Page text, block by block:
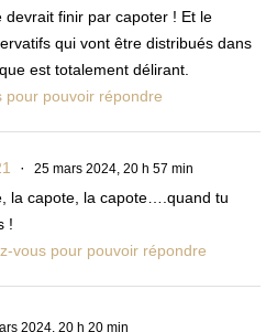
devrait finir par capoter ! Et le
qui vont être distribués dans
est totalement délirant.
pour pouvoir répondre
25 mars 2024, 20 h 57 min
la capote, la capote….quand tu
!
vous pour pouvoir répondre
2024, 20 h 20 min